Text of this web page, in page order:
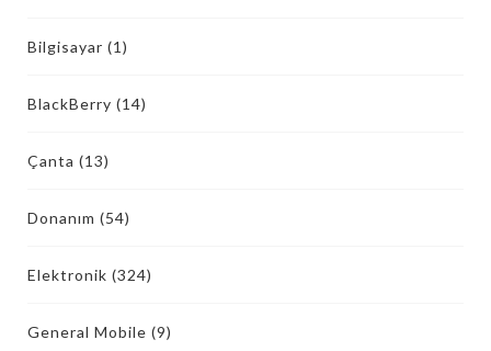
Bilgisayar (1)
BlackBerry (14)
Çanta (13)
Donanım (54)
Elektronik (324)
General Mobile (9)